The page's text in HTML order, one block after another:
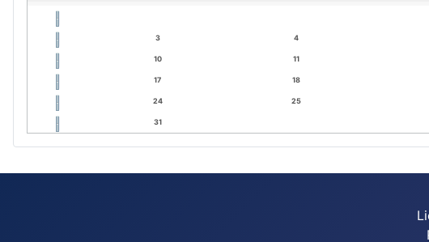
3 4
10 11
17 18
24 25
31